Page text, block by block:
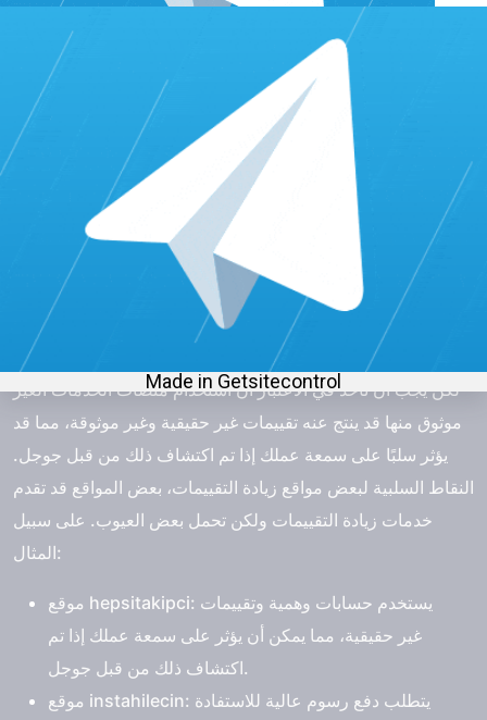
قم بطلب تقييمات من العملاء الذين قاموا بالفعل بتجربة
خدماتك. يمكنك طلب التقييمات عبر البريد الإلكتروني أو
عندما يكون لديك خدمة ممتازة وتفاعل إيجابي مع
العملاء، فمن المرجح أن يكونوا مستعدين لتقديم تقييمات
إيجابية لعملك على جوجل ماب.
استخدام منصة خدمات زيادة التقييمات موثوقة
برنس سيرفسس
، وحسب آخر الإحصائيات تصدر
موقع برنس سيرفسس لزيادة المساهمات الحقيقية،
والتفاعل النشط مع المستخدمين لرفع مستوى حسابك
لكن يجب أن تأخذ في الاعتبار أن استخدام منصات الخدمات الغير
موثوق منها قد ينتج عنه تقييمات غير حقيقية وغير موثوقة، مما قد
يؤثر سلبًا على سمعة عملك إذا تم اكتشاف ذلك من قبل جوجل.
النقاط السلبية لبعض مواقع زيادة التقييمات، بعض المواقع قد تقدم
خدمات زيادة التقييمات ولكن تحمل بعض العيوب. على سبيل
المثال:
موقع hepsitakipci: يستخدم حسابات وهمية وتقييمات
غير حقيقية، مما يمكن أن يؤثر على سمعة عملك إذا تم
اكتشاف ذلك من قبل جوجل.
موقع instahilecin: يتطلب دفع رسوم عالية للاستفادة